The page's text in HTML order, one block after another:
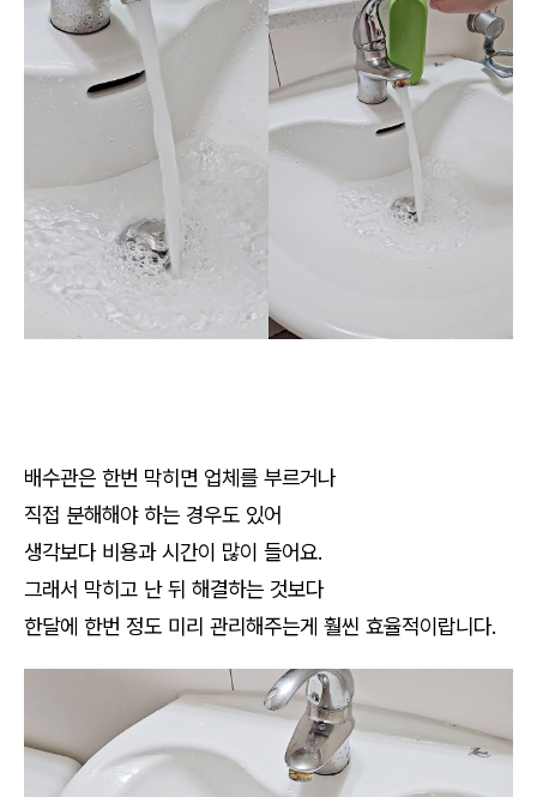
배수관은 한번 막히면 업체를 부르거나
직접 분해해야 하는 경우도 있어
생각보다 비용과 시간이 많이 들어요.
그래서 막히고 난 뒤 해결하는 것보다
한달에 한번 정도 미리 관리해주는게 훨씬 효율적이랍니다.